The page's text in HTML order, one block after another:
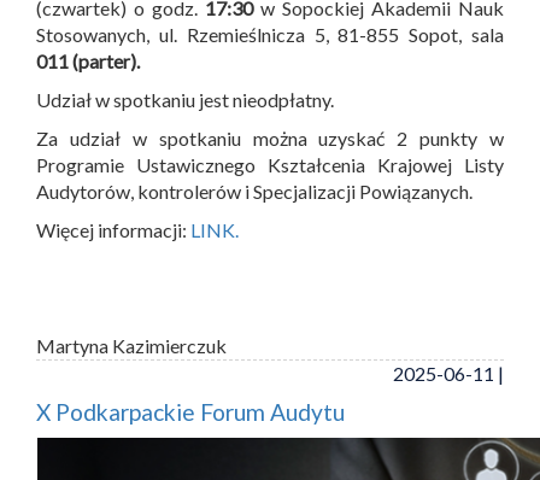
(czwartek) o godz. 17:30w Sopockiej Akademii Nauk
Stosowanych, ul. Rzemieślnicza 5, 81-855 Sopot, sala
011 (parter).
Udział w spotkaniu jest nieodpłatny.
Za udział w spotkaniu można uzyskać 2 punkty w
Programie Ustawicznego Kształcenia Krajowej Listy
Audytorów, kontrolerów i Specjalizacji Powiązanych.
Więcej informacji: LINK.
Martyna Kazimierczuk
2025-06-11 |
X Podkarpackie Forum Audytu